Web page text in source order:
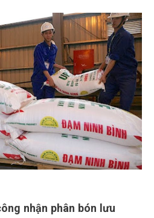
nhận phân bón lưu